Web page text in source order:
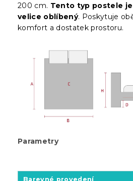
200 cm. Tento typ postele
velice oblíbený. Poskytuje
komfort a dostatek prostoru.
Parametry
Barevné provedení